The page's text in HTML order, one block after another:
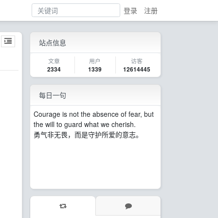
登录 注册
站点信息
文章
2334
用户
1339
访客
12614445
每日一句
Courage is not the absence of fear, but
the will to guard what we cherish.
勇气非无畏，而是守护所爱的意志。